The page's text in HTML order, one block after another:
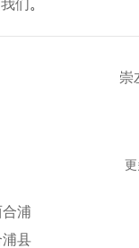
们。
崇
浦
县